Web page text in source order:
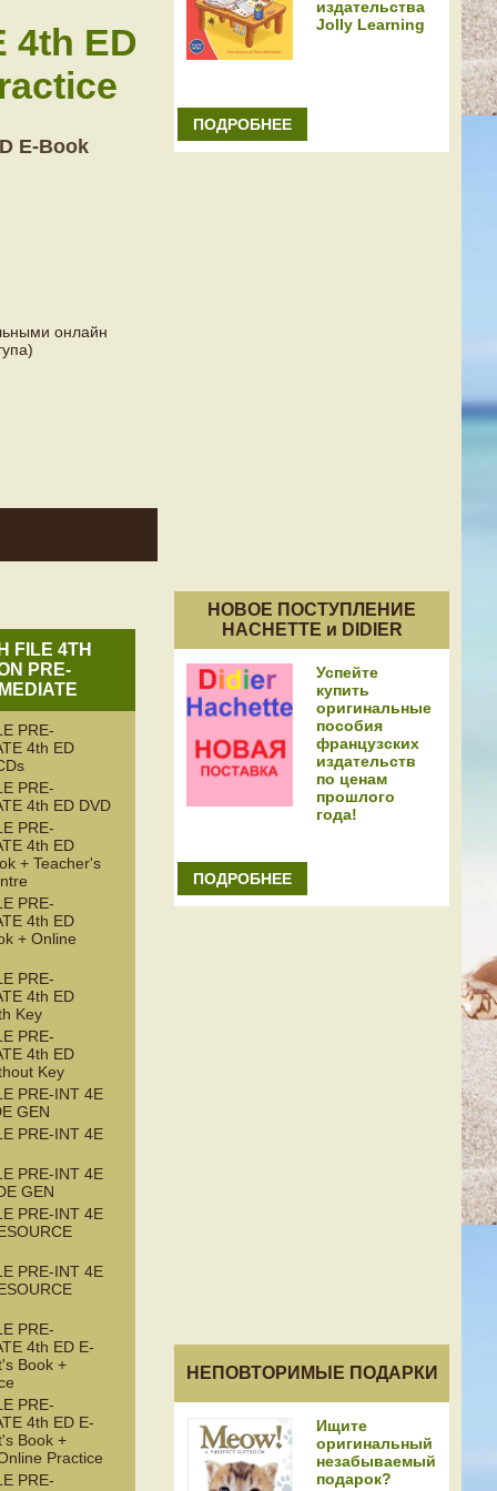
4th ED
E-Book
онлайн
FILE 4TH
PRE-
PRE-
4th ED
PRE-
4th ED DVD
PRE-
4th ED
+ Teacher's
PRE-
4th ED
+ Online
PRE-
4th ED
Key
PRE-
4th ED
Key
PRE-INT 4E
GEN
PRE-INT 4E
PRE-INT 4E
GEN
PRE-INT 4E
PRE-INT 4E
PRE-
4th ED E-
Book +
PRE-
4th ED E-
Book +
Practice
PRE-
издательства
Jolly Learning
ПОДРОБНЕЕ
НОВОЕ ПОСТУПЛЕНИЕ
HACHETTE и DIDIER
Успейте
купить
оригинальные
пособия
французских
издательств
по ценам
прошлого
года!
ПОДРОБНЕЕ
НЕПОВТОРИМЫЕ ПОДАРКИ
Ищите
оригинальный
незабываемый
подарок?